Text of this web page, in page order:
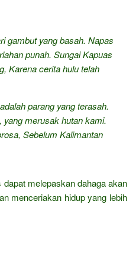
gambut yang basah. Napas
punah. Sungai Kapuas
Karena cerita hulu telah
parang yang terasah.
merusak hutan kami.
Sebelum Kalimantan
melepaskan dahaga akan
menceriakan hidup yang lebih